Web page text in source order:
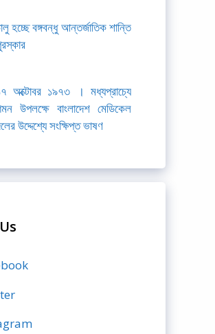
হচ্ছে বঙ্গবন্ধু আন্তর্জাতিক শান্তি
অক্টোবর ১৯৭৩ । মধ্যপ্রাচ্যে
উপলক্ষে বাংলাদেশ মেডিকেল
উদ্দেশ্যে সংক্ষিপ্ত ভাষণ